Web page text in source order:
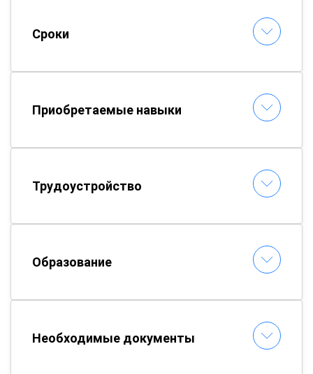
Сроки
Приобретаемые навыки
Трудоустройство
Образование
Необходимые документы